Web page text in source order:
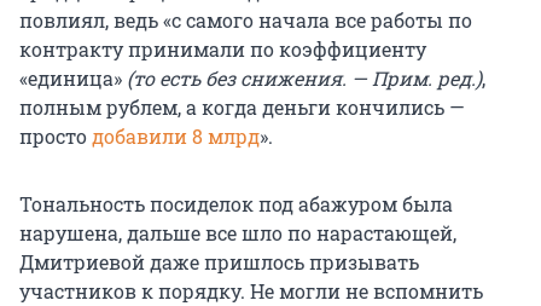
повлиял, ведь «с самого начала все работы по
контракту принимали по коэффициенту
«единица» (то есть без снижения. — Прим. ред.),
полным рублем, а когда деньги кончились —
простодобавили 8 млрд».
Тональность посиделок под абажуром была
нарушена, дальше все шло по нарастающей,
Дмитриевой даже пришлось призывать
участников к порядку. Не могли не вспомнить